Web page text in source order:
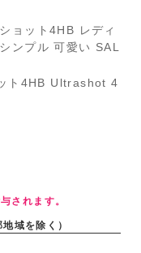
ョット4HB レディ
ンプル 可愛い SAL
ト4HB Ultrashot 4
されます。
域を除く）